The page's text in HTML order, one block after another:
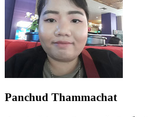
Panchud Thammachat